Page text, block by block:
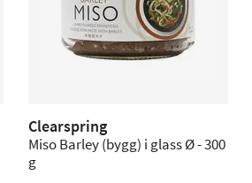
Clearspring
Miso Barley (bygg) i glass Ø - 300
g